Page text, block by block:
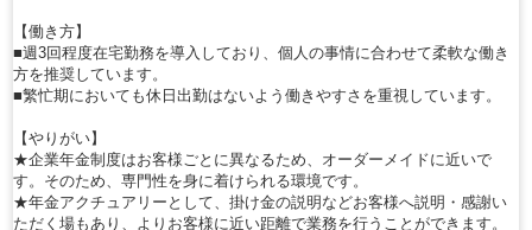
【働き方】
■週3回程度在宅勤務を導入しており、個人の事情に合わせて柔軟な働き
方を推奨しています。
■繁忙期においても休日出勤はないよう働きやすさを重視しています。
【やりがい】
★企業年金制度はお客様ごとに異なるため、オーダーメイドに近いで
す。そのため、専門性を身に着けられる環境です。
★年金アクチュアリーとして、掛け金の説明などお客様へ説明・感謝い
ただく場もあり、よりお客様に近い距離で業務を行うことができます。